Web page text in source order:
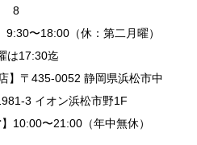
8
〜18:00（休：第二月曜）
は17:30迄
】〒435-0052 静岡県浜松市中
3 イオン浜松市野1F
10:00〜21:00（年中無休）